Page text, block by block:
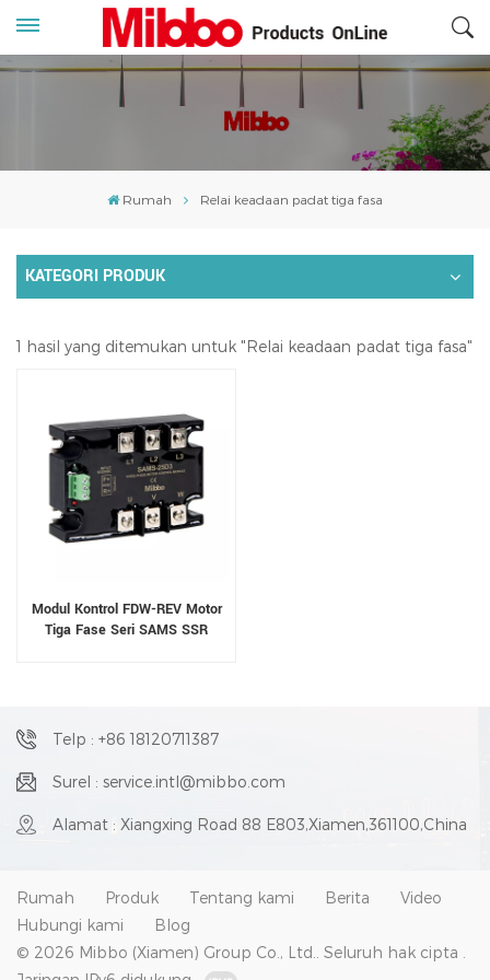
Rumah Relai keadaan padat tiga fasa
KATEGORI PRODUK
1 hasil yang ditemukan untuk "Relai keadaan padat tiga fasa"
Modul Kontrol FDW-REV Motor
Tiga Fase Seri SAMS SSR
Telp : +86 18120711387
Surel : service.intl@mibbo.com
Alamat : Xiangxing Road 88 E803,Xiamen,361100,China
Rumah Produk Tentang kami Berita
Video
Hubungi kami
Blog
© 2026 Mibbo (Xiamen) Group Co., Ltd.. Seluruh hak cipta .